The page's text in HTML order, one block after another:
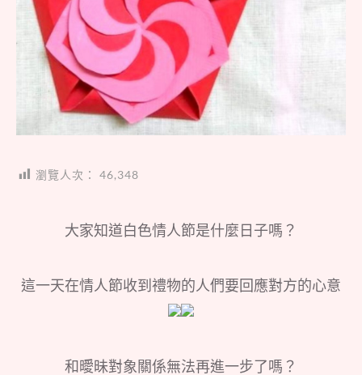
瀏覽人次： 46,348
大家知道白色情人節是什麼日子嗎？
這一天在情人節收到禮物的人們要回應對方的心意
和曖昧對象關係無法再進一步了嗎？